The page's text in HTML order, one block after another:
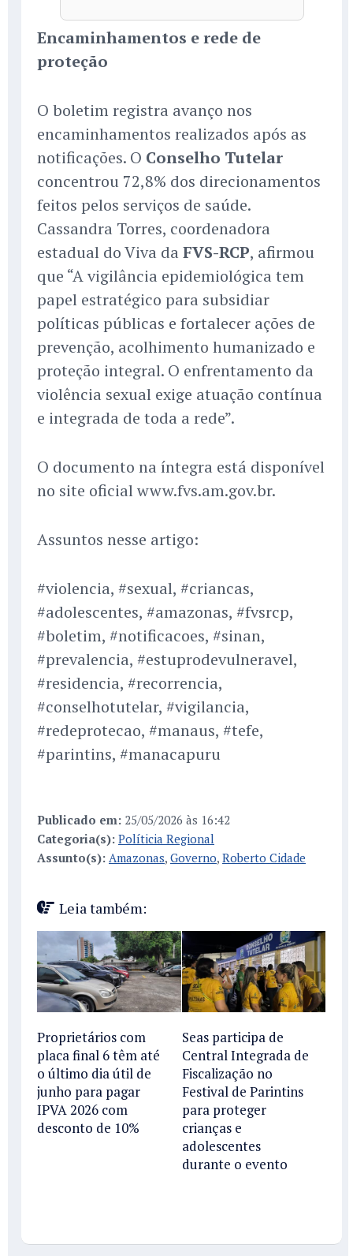
Encaminhamentos e rede de
proteção
O boletim registra avanço nos
encaminhamentos realizados após as
notificações. O Conselho Tutelar
concentrou 72,8% dos direcionamentos
feitos pelos serviços de saúde.
Cassandra Torres, coordenadora
estadual do Viva da FVS-RCP, afirmou
que “A vigilância epidemiológica tem
papel estratégico para subsidiar
políticas públicas e fortalecer ações de
prevenção, acolhimento humanizado e
proteção integral. O enfrentamento da
violência sexual exige atuação contínua
e integrada de toda a rede”.
O documento na íntegra está disponível
no site oficial www.fvs.am.gov.br.
Assuntos nesse artigo:
#violencia, #sexual, #criancas,
#adolescentes, #amazonas, #fvsrcp,
#boletim, #notificacoes, #sinan,
#prevalencia, #estuprodevulneravel,
#residencia, #recorrencia,
#conselhotutelar, #vigilancia,
#redeprotecao, #manaus, #tefe,
#parintins, #manacapuru
Publicado em: 25/05/2026 às 16:42
Categoria(s): Políticia Regional
Assunto(s): Amazonas, Governo, Roberto Cidade
Leia também:
Proprietários com
placa final 6 têm até
o último dia útil de
junho para pagar
IPVA 2026 com
desconto de 10%
Seas participa de
Central Integrada de
Fiscalização no
Festival de Parintins
para proteger
crianças e
adolescentes
durante o evento